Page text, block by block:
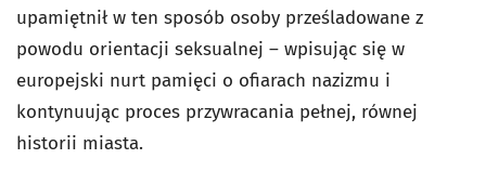
upamiętnił w ten sposób osoby prześladowane z
powodu orientacji seksualnej – wpisując się w
europejski nurt pamięci o ofiarach nazizmu i
kontynuując proces przywracania pełnej, równej
historii miasta.